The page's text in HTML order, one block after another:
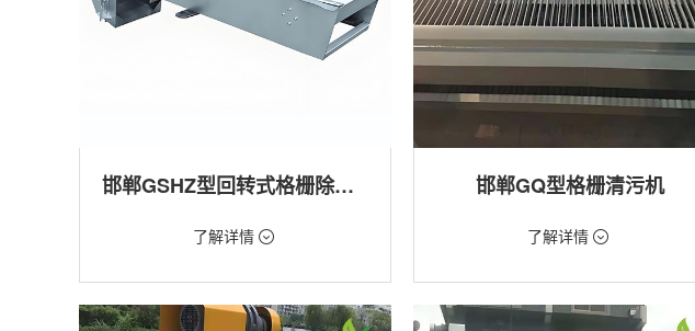
邯郸GSHZ型回转式格栅除污机
价格：1.08万/台
机,回转式清污机
用途：泵站,污水处理,水电站,自来水厂,渠道,水
了解详情
邯郸GQ型格栅清污机
价格：1899元/台
机
用途：泵站,污水处理,水电站,自来水厂,给排水
了解详情